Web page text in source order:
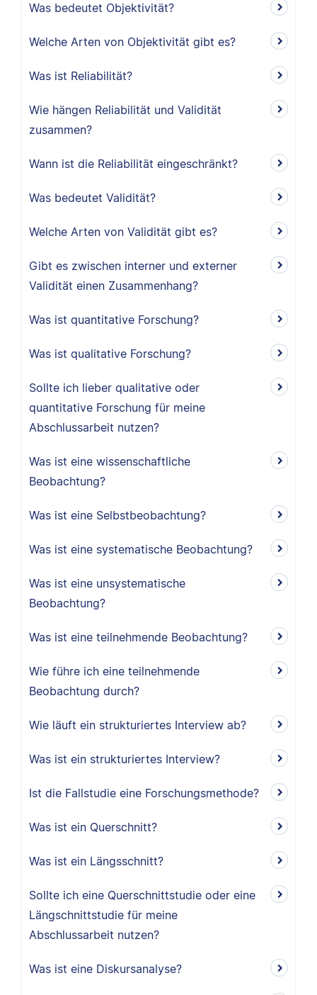
Was bedeutet Objektivität?
Welche Arten von Objektivität gibt es?
Was ist Reliabilität?
Wie hängen Reliabilität und Validität
zusammen?
Wann ist die Reliabilität eingeschränkt?
Was bedeutet Validität?
Welche Arten von Validität gibt es?
Gibt es zwischen interner und externer
Validität einen Zusammenhang?
Was ist quantitative Forschung?
Was ist qualitative Forschung?
Sollte ich lieber qualitative oder
quantitative Forschung für meine
Abschlussarbeit nutzen?
Was ist eine wissenschaftliche
Beobachtung?
Was ist eine Selbstbeobachtung?
Was ist eine systematische Beobachtung?
Was ist eine unsystematische
Beobachtung?
Was ist eine teilnehmende Beobachtung?
Wie führe ich eine teilnehmende
Beobachtung durch?
Wie läuft ein strukturiertes Interview ab?
Was ist ein strukturiertes Interview?
Ist die Fallstudie eine Forschungsmethode?
Was ist ein Querschnitt?
Was ist ein Längsschnitt?
Sollte ich eine Querschnittstudie oder eine
Längschnittstudie für meine
Abschlussarbeit nutzen?
Was ist eine Diskursanalyse?